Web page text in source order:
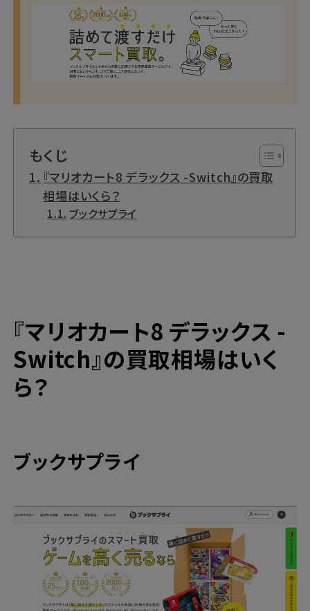
もくじ
『マリオカート8 デラックス -Switch』の買取
相場はいくら？
ブックサプライ
『マリオカート8 デラックス -
Switch』の買取相場はいく
ら？
ブックサプライ